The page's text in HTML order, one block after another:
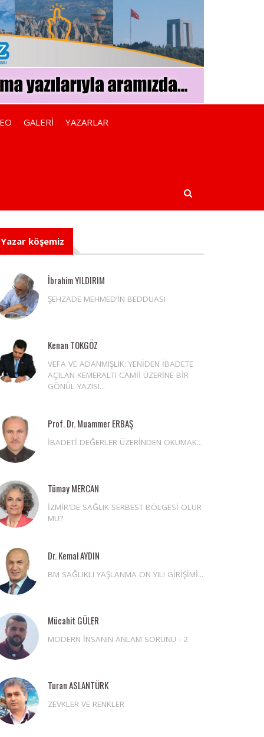
GALERİ YAZARLAR
Yazar köşemiz
İbrahim YILDIRIM
ŞEHZADE MEHMED’İN BEDDUASI
Kenan TOKGÖZ
VEFA VE ADANMIŞLIK: YENİDEN İBADETE
AÇILAN KEMERALTI CAMİİ ÜZERİNE BİR
GÖNÜL YAZISI...
Prof. Dr. Muammer ERBAŞ
İBADETİ DEĞERLER ÜZERİNDEN OKUMAK...
Tümay MERCAN
İZMİR'DE SAĞLIK SERBEST BÖLGESİ OLUR
MU?
Dr. Kemal AYDIN
BM SAĞLIKLI YAŞLANMA ON YILI GİRİŞİMİ...
Mücahit GÜLER
MODERN İNSANIN ANLAM SORUNU - 2
Turan ASLANTÜRK
ZEVKLER VE RENKLER